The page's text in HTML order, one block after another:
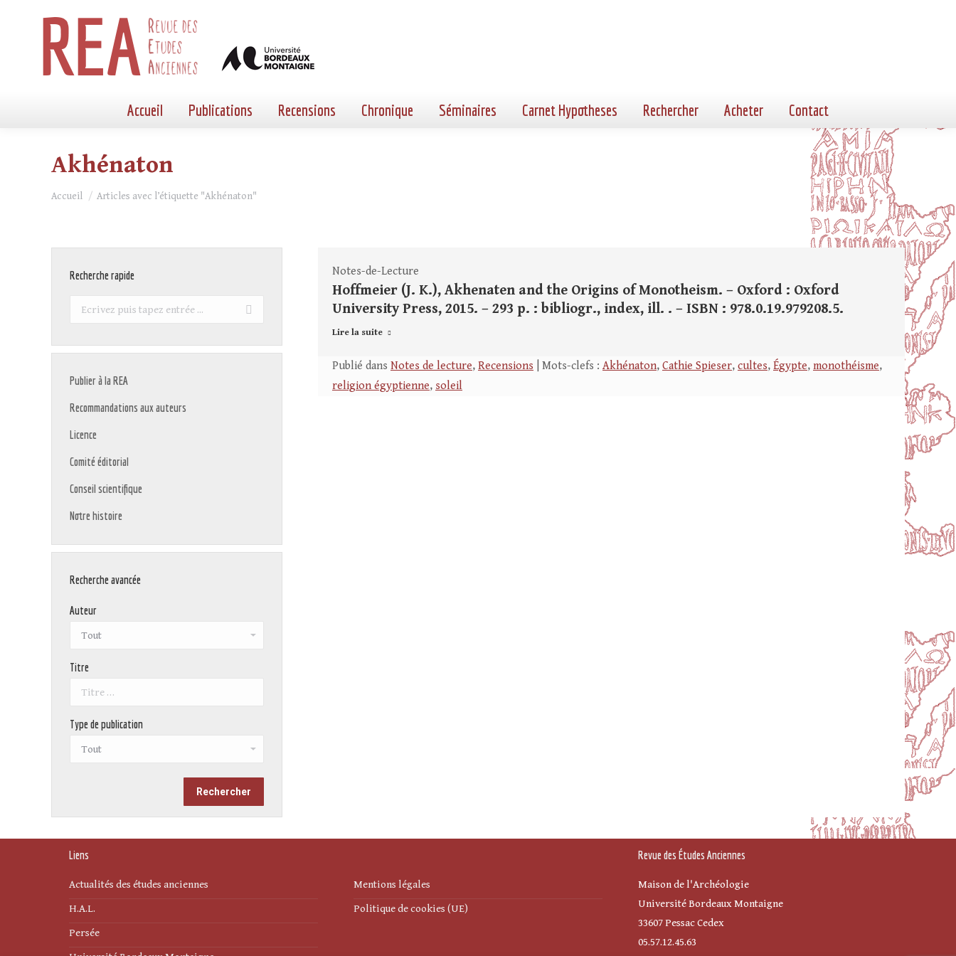
Accueil Publications Recensions Chronique Séminaires Carnet Hypotheses Rechercher Acheter Contact
Akhénaton
Vous êtes ici :
Accueil Articles avec l’étiquette "Akhénaton"
Notes-de-Lecture
Hoffmeier (J. K.), Akhenaten and the Origins of Monotheism. – Oxford : Oxford
University Press, 2015. – 293 p. : bibliogr., index, ill. . – ISBN : 978.0.19.979208.5.
Lire la suite
Publié dans Notes de lecture, Recensions | Mots-clefs : Akhénaton, Cathie Spieser, cultes, Égypte, monothéisme,
religion égyptienne, soleil
Recherche rapide
Recherche
Publier à la REA
Recommandations aux auteurs
Licence
Comité éditorial
Conseil scientifique
Notre histoire
Recherche avancée
Auteur
Titre
Type de publication
Liens
Actualités des études anciennes
H.A.L.
Persée
Mentions légales
Politique de cookies (UE)
Revue des Études Anciennes
Maison de l'Archéologie
Université Bordeaux Montaigne
33607 Pessac Cedex
05.57.12.45.63